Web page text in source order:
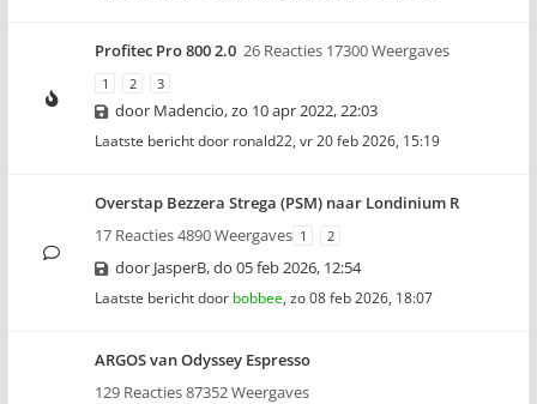
Profitec Pro 800 2.0 26 Reacties 17300 Weergaves
1 2 3
door Madencio,zo 10 apr 2022, 22:03
Laatste bericht door ronald22, vr 20 feb 2026, 15:19
Overstap Bezzera Strega (PSM) naar Londinium R
17 Reacties 4890 Weergaves 1 2
door JasperB,do 05 feb 2026, 12:54
Laatste bericht door bobbee, zo 08 feb 2026, 18:07
ARGOS van Odyssey Espresso
129 Reacties 87352 Weergaves